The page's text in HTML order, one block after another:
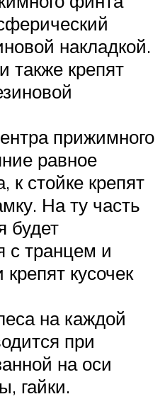
накладкой.
также крепят
прижимного
равное
к стойке крепят
На ту часть
будет
с транцем и
кусочек
на каждой
при
на оси
гайки.